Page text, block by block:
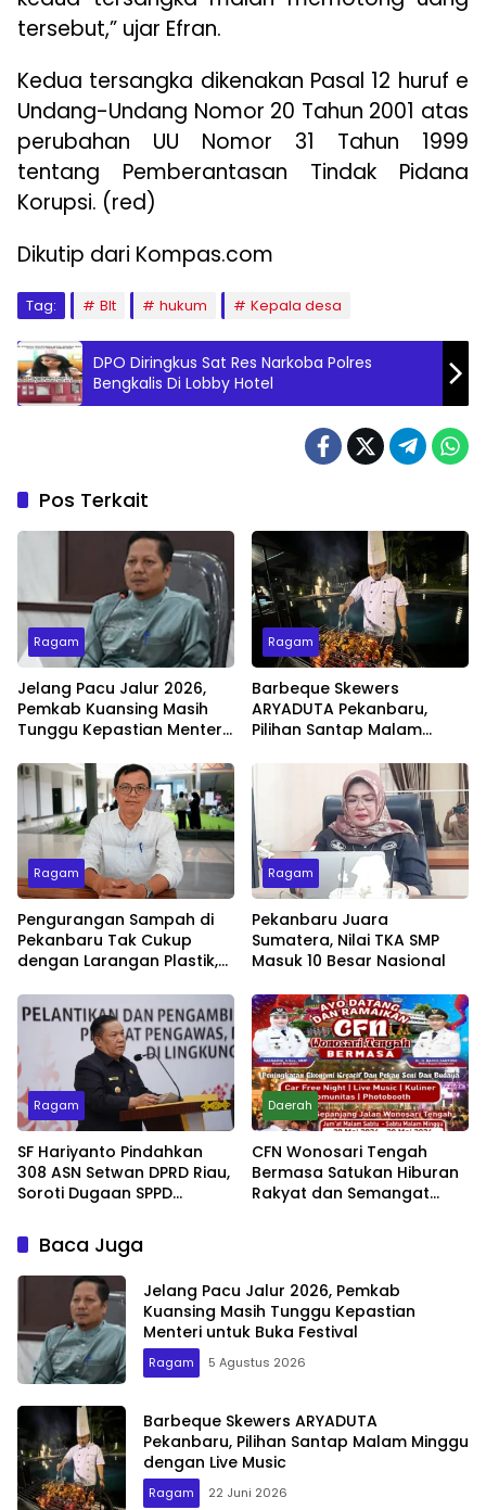
tersebut,” ujar Efran.
Kedua tersangka dikenakan Pasal 12 huruf e
Undang-Undang Nomor 20 Tahun 2001 atas
perubahan UU Nomor 31 Tahun 1999
tentang Pemberantasan Tindak Pidana
Korupsi. (red)
Dikutip dari Kompas.com
Tag: Blt hukum Kepala desa
DPO Diringkus Sat Res Narkoba Polres
Bengkalis Di Lobby Hotel
Pos Terkait
Ragam
Jelang Pacu Jalur 2026,
Pemkab Kuansing Masih
Tunggu Kepastian Menteri
Ragam
Barbeque Skewers
ARYADUTA Pekanbaru,
Pilihan Santap Malam
Ragam
Pengurangan Sampah di
Pekanbaru Tak Cukup
dengan Larangan Plastik,
Jadi Penentu
Ragam
Pekanbaru Juara
Sumatera, Nilai TKA SMP
Masuk 10 Besar Nasional
Ragam
SF Hariyanto Pindahkan
308 ASN Setwan DPRD Riau,
Soroti Dugaan SPPD
Daerah
CFN Wonosari Tengah
Bermasa Satukan Hiburan
Rakyat dan Semangat
Baca Juga
Jelang Pacu Jalur 2026, Pemkab
Kuansing Masih Tunggu Kepastian
Menteri untuk Buka Festival
Ragam 5 Agustus 2026
Barbeque Skewers ARYADUTA
Pekanbaru, Pilihan Santap Malam Minggu
dengan Live Music
Ragam 22 Juni 2026